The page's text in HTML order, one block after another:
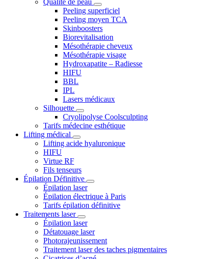
Qualité de peau
Peeling superficiel
Peeling moyen TCA
Skinboosters
Biorevitalisation
Mésothérapie cheveux
Mésothérapie visage
Hydroxapatite – Radiesse
HIFU
BBL
IPL
Lasers médicaux
Silhouette
Cryolipolyse Coolsculpting
Tarifs médecine esthétique
Lifting médical
Lifting acide hyaluronique
HIFU
Virtue RF
Fils tenseurs
Épilation Définitive
Épilation laser
Épilation électrique à Paris
Tarifs épilation définitive
Traitements laser
Épilation laser
Détatouage laser
Photorajeunissement
Traitement laser des taches pigmentaires